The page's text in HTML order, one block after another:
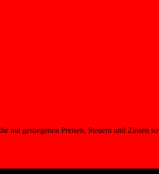
gestiegenen Preisen, Steuern und Zinsen